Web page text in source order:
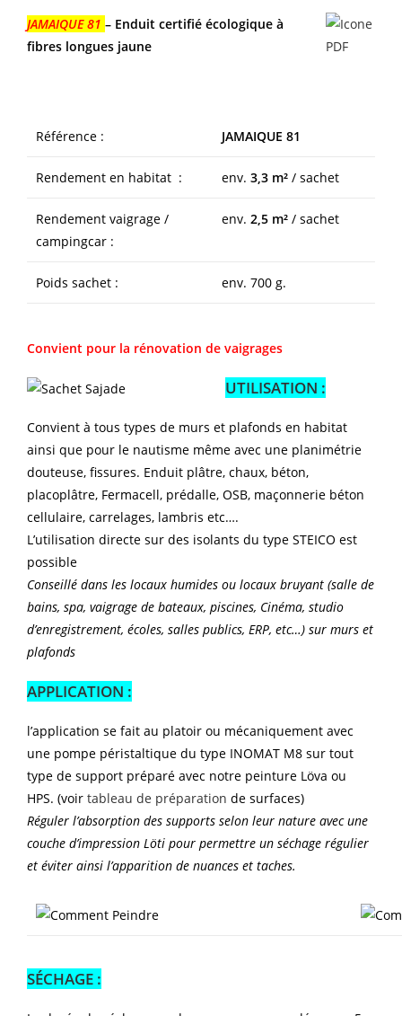
JAMAIQUE 81 – Enduit certifié écologique à
fibres longues jaune
Référence : JAMAIQUE 81
Rendement en habitat : env. 3,3 m² / sachet
Rendement vaigrage /
campingcar :
env. 2,5 m² / sachet
Poids sachet : env. 700 g.
Convient pour la rénovation de vaigrages
UTILISATION :
Convient à tous types de murs et plafonds en habitat
ainsi que pour le nautisme même avec une planimétrie
douteuse, fissures. Enduit plâtre, chaux, béton,
placoplâtre, Fermacell, prédalle, OSB, maçonnerie béton
cellulaire, carrelages, lambris etc….
L’utilisation directe sur des isolants du type STEICO est
possible
Conseillé dans les locaux humides ou locaux bruyant (salle de
bains, spa, vaigrage de bateaux, piscines, Cinéma, studio
d’enregistrement, écoles, salles publics, ERP, etc…) sur murs et
plafonds
APPLICATION :
l’application se fait au platoir ou mécaniquement avec
une pompe péristaltique du type INOMAT M8 sur tout
type de support préparé avec notre peinture Löva ou
HPS. (voir tableau de préparation de surfaces)
Réguler l’absorption des supports selon leur nature avec une
couche d’impression Löti pour permettre un séchage régulier
et éviter ainsi l’apparition de nuances et taches.
SÉCHAGE :